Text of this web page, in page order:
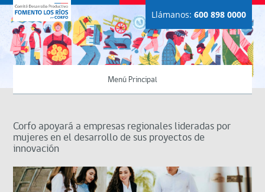
Llámanos: 600 898 0000
Menú Principal
Corfo apoyará a empresas regionales lideradas por
mujeres en el desarrollo de sus proyectos de
innovación